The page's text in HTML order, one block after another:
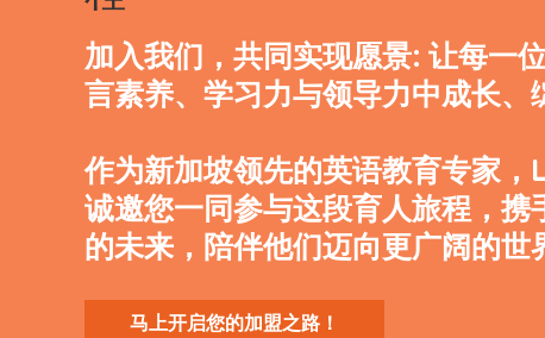
加入我们，共同实现愿景: 让每一
言素养、学习力与领导力中成长、
作为新加坡领先的英语教育专家，
诚邀您一同参与这段育人旅程，携
的未来，陪伴他们迈向更广阔的世
马上开启您的加盟之路！